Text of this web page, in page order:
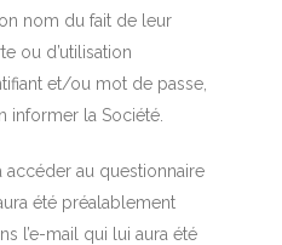
nom du fait de leur
ou d’utilisation
et/ou mot de passe,
informer la Société.
accéder au questionnaire
été préalablement
l’e-mail qui lui aura été